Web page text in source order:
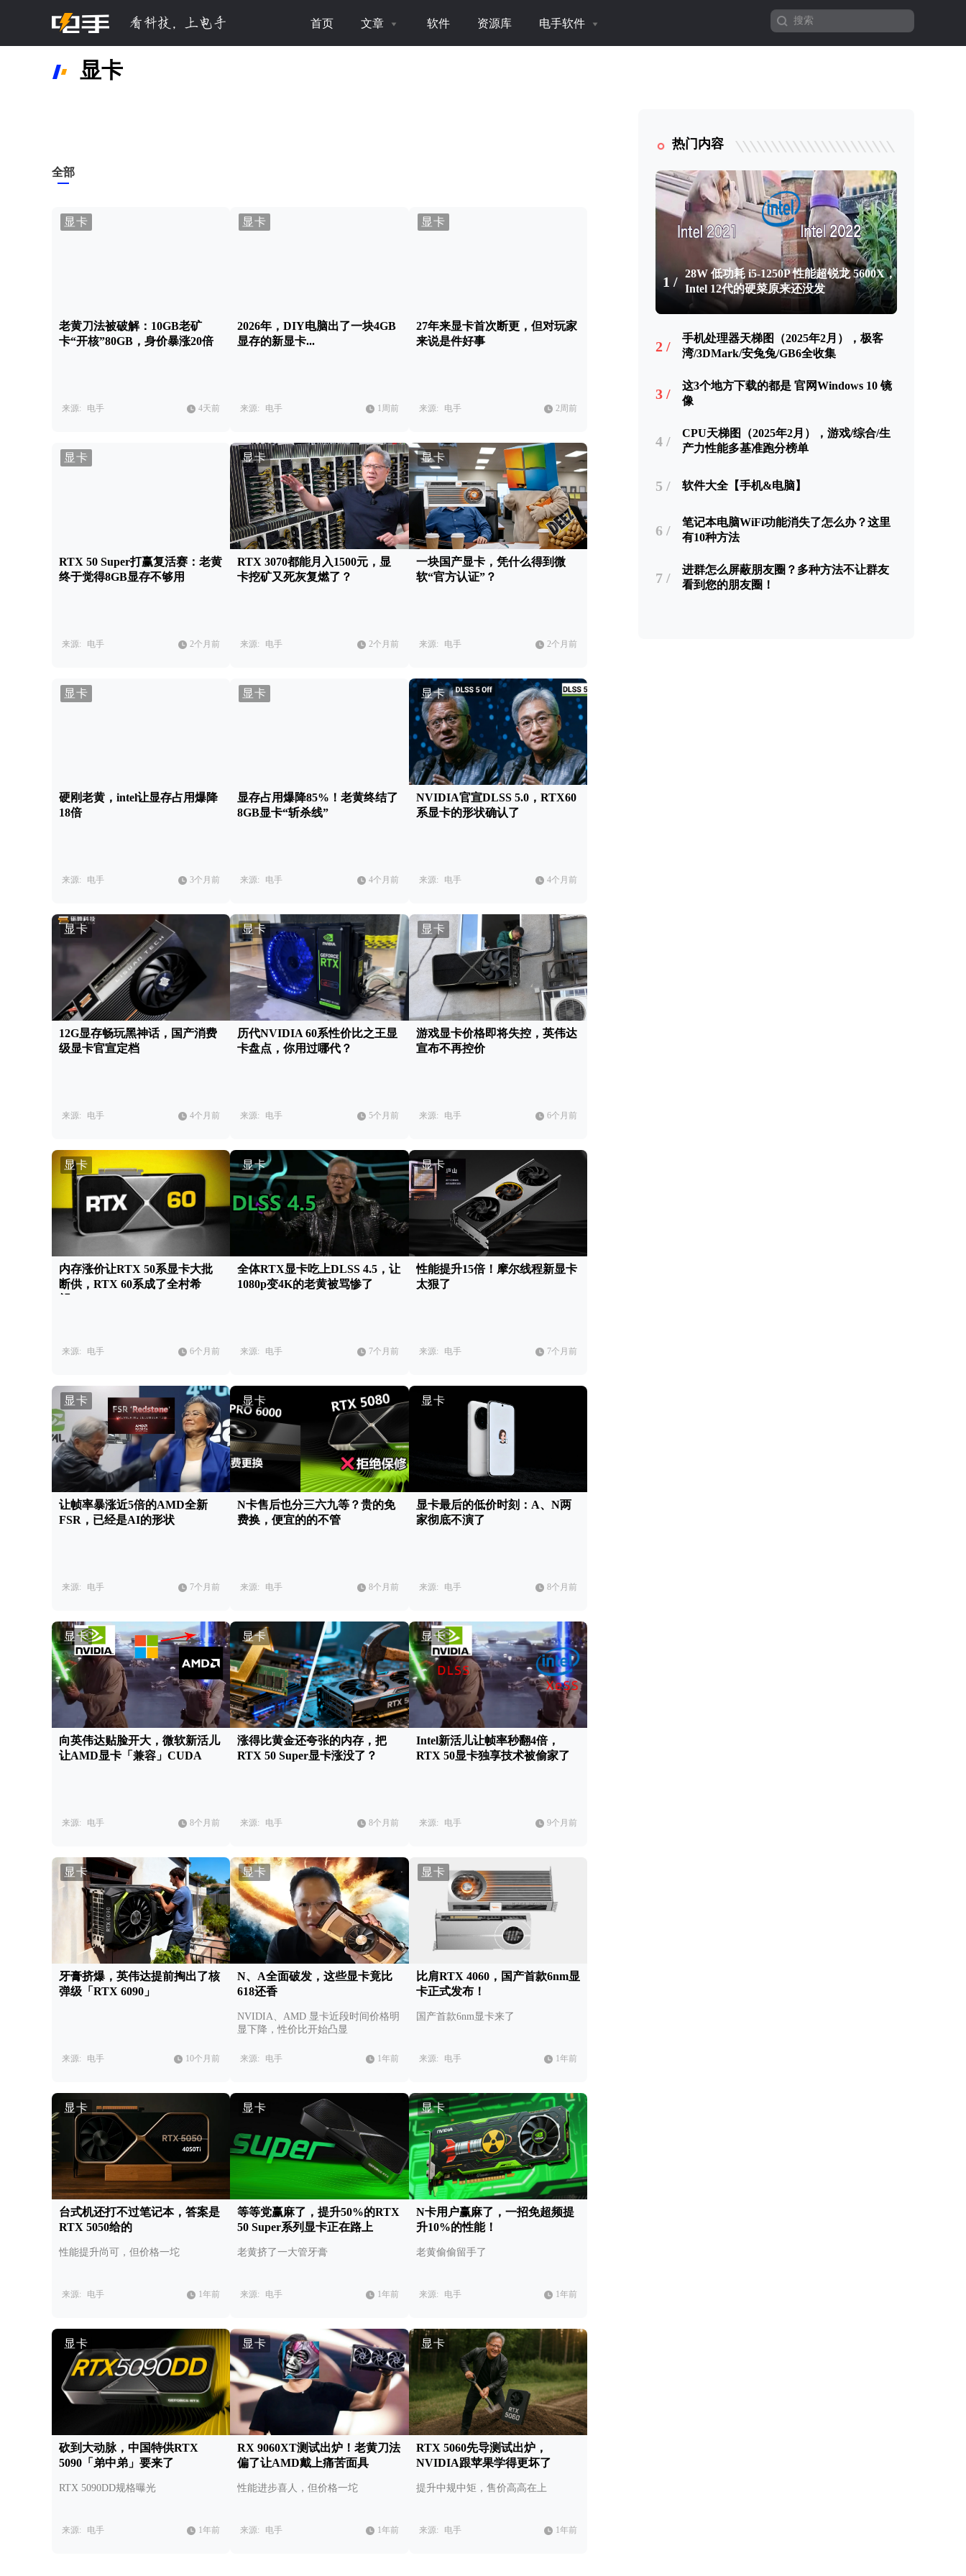
首页 文章 软件 资源库 电手软件
显卡
全部
显卡
老黄刀法被破解：10GB老矿
卡“开核”80GB，身价暴涨20倍
来源: 电手 4天前
显卡
2026年，DIY电脑出了一块4GB
显存的新显卡...
来源: 电手 1周前
显卡
27年来显卡首次断更，但对玩家
来说是件好事
来源: 电手 2周前
显卡
RTX 50 Super打赢复活赛：老黄
终于觉得8GB显存不够用
来源: 电手 2个月前
显卡
RTX 3070都能月入1500元，显
卡挖矿又死灰复燃了？
来源: 电手 2个月前
显卡
一块国产显卡，凭什么得到微
软“官方认证”？
来源: 电手 2个月前
显卡
硬刚老黄，intel让显存占用爆降
18倍
来源: 电手 3个月前
显卡
显存占用爆降85%！老黄终结了
8GB显卡“斩杀线”
来源: 电手 4个月前
显卡
NVIDIA官宣DLSS 5.0，RTX60
系显卡的形状确认了
来源: 电手 4个月前
显卡
12G显存畅玩黑神话，国产消费
级显卡官宣定档
来源: 电手 4个月前
显卡
历代NVIDIA 60系性价比之王显
卡盘点，你用过哪代？
来源: 电手 5个月前
显卡
游戏显卡价格即将失控，英伟达
宣布不再控价
来源: 电手 6个月前
显卡
内存涨价让RTX 50系显卡大批
断供，RTX 60系成了全村希
来源: 电手 6个月前
显卡
全体RTX显卡吃上DLSS 4.5，让
1080p变4K的老黄被骂惨了
来源: 电手 7个月前
显卡
性能提升15倍！摩尔线程新显卡
太狠了
来源: 电手 7个月前
显卡
让帧率暴涨近5倍的AMD全新
FSR，已经是AI的形状
来源: 电手 7个月前
显卡
N卡售后也分三六九等？贵的免
费换，便宜的的不管
来源: 电手 8个月前
显卡
显卡最后的低价时刻：A、N两
家彻底不演了
来源: 电手 8个月前
显卡
向英伟达贴脸开大，微软新活儿
让AMD显卡「兼容」CUDA
来源: 电手 8个月前
显卡
涨得比黄金还夸张的内存，把
RTX 50 Super显卡涨没了？
来源: 电手 8个月前
显卡
Intel新活儿让帧率秒翻4倍，
RTX 50显卡独享技术被偷家了
来源: 电手 9个月前
显卡
牙膏挤爆，英伟达提前掏出了核
弹级「RTX 6090」
来源: 电手 10个月前
显卡
N、A全面破发，这些显卡竟比
618还香
NVIDIA、AMD 显卡近段时间价格明
显下降，性价比开始凸显
来源: 电手 1年前
显卡
比肩RTX 4060，国产首款6nm显
卡正式发布！
国产首款6nm显卡来了
来源: 电手 1年前
显卡
台式机还打不过笔记本，答案是
RTX 5050给的
性能提升尚可，但价格一坨
来源: 电手 1年前
显卡
等等党赢麻了，提升50%的RTX
50 Super系列显卡正在路上
老黄挤了一大管牙膏
来源: 电手 1年前
显卡
N卡用户赢麻了，一招免超频提
升10%的性能！
老黄偷偷留手了
来源: 电手 1年前
显卡
砍到大动脉，中国特供RTX
5090「弟中弟」要来了
RTX 5090DD规格曝光
来源: 电手 1年前
显卡
RX 9060XT测试出炉！老黄刀法
偏了让AMD戴上痛苦面具
性能进步喜人，但价格一坨
来源: 电手 1年前
显卡
RTX 5060先导测试出炉，
NVIDIA跟苹果学得更坏了
提升中规中矩，售价高高在上
来源: 电手 1年前
热门内容
1 /
28W 低功耗 i5-1250P 性能超锐龙 5600X，
Intel 12代的硬菜原来还没发
2 /
手机处理器天梯图（2025年2月），极客
湾/3DMark/安兔兔/GB6全收集
3 /
这3个地方下载的都是 官网Windows 10 镜
像
4 /
CPU天梯图（2025年2月），游戏/综合/生
产力性能多基准跑分榜单
5 / 软件大全【手机&电脑】
6 /
笔记本电脑WiFi功能消失了怎么办？这里
有10种方法
7 /
进群怎么屏蔽朋友圈？多种方法不让群友
看到您的朋友圈！